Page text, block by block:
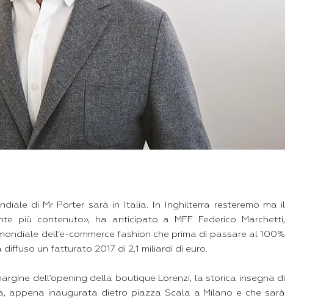
di Mr Porter sarà in Italia. In Inghilterra resteremo ma il
più contenuto», ha anticipato a MFF Federico Marchetti,
dell’e-commerce fashion che prima di passare al 100%
un fatturato 2017 di 2,1 miliardi di euro.
dell’opening della boutique Lorenzi, la storica insegna di
appena inaugurata dietro piazza Scala a Milano e che sarà